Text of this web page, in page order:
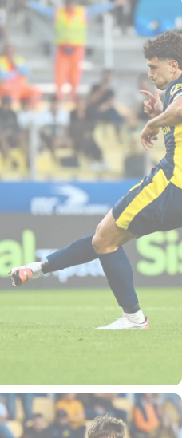
CERCA
sempre abilitati
abilitato